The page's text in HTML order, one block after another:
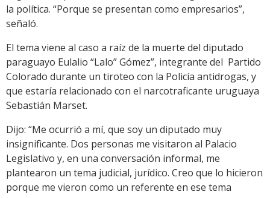
la política. “Porque se presentan como empresarios”,
señaló.
El tema viene al caso a raíz de la muerte del diputado
paraguayo Eulalio “Lalo” Gómez”, integrante del Partido
Colorado durante un tiroteo con la Policía antidrogas, y
que estaría relacionado con el narcotraficante uruguaya
Sebastián Marset.
Dijo: “Me ocurrió a mí, que soy un diputado muy
insignificante. Dos personas me visitaron al Palacio
Legislativo y, en una conversación informal, me
plantearon un tema judicial, jurídico. Creo que lo hicieron
porque me vieron como un referente en ese tema